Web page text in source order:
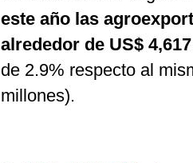
este año las
alrededor de US$
de 2.9% respecto al
millones).